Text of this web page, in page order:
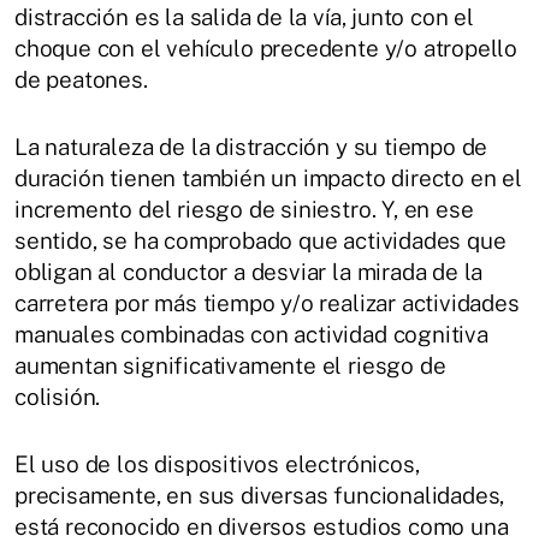
distracción es la salida de la vía, junto con el
choque con el vehículo precedente y/o atropello
de peatones.
La naturaleza de la distracción y su tiempo de
duración tienen también un impacto directo en el
incremento del riesgo de siniestro. Y, en ese
sentido, se ha comprobado que actividades que
obligan al conductor a desviar la mirada de la
carretera por más tiempo y/o realizar actividades
manuales combinadas con actividad cognitiva
aumentan significativamente el riesgo de
colisión.
El uso de los dispositivos electrónicos,
precisamente, en sus diversas funcionalidades,
está reconocido en diversos estudios como una